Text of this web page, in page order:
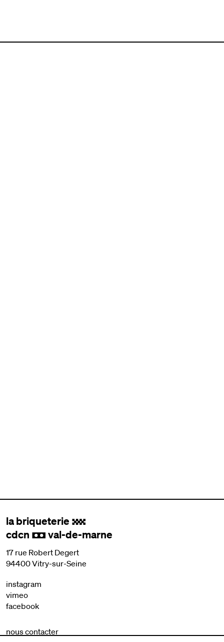
la briqueterie .
cdcn , val-de-marne
17 rue Robert Degert
94400 Vitry-sur-Seine
instagram
vimeo
facebook
nous contacter